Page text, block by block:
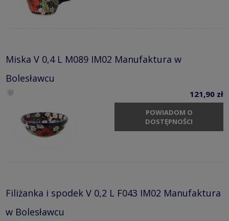
Miska V 0,4 L M089 IM02 Manufaktura w
Bolesławcu
121,90 zł
POWIADOM O
DOSTĘPNOŚCI
Filiżanka i spodek V 0,2 L F043 IM02 Manufaktura
w Bolesławcu